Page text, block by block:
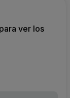
ver los